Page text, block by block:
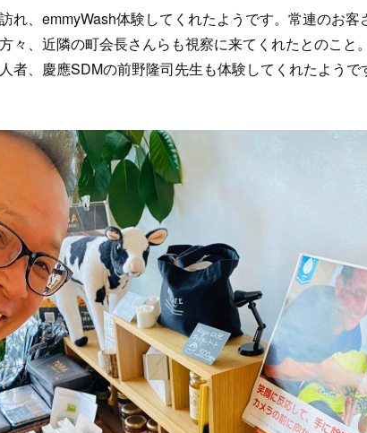
れ、emmyWash体験してくれたようです。常連のお客
々、近隣の町会長さんらも視察に来てくれたとのこと
者、慶應SDMの前野隆司先生も体験してくれたようで